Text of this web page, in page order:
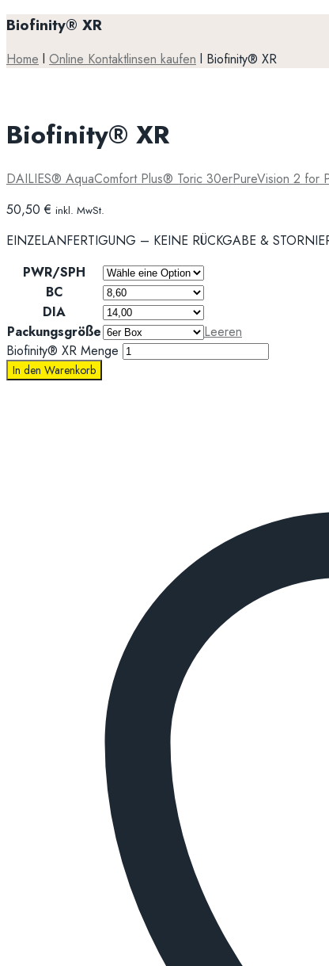
Biofinity® XR
Home l Online Kontaktlinsen kaufen l Biofinity® XR
Biofinity® XR
DAILIES® AquaComfort Plus® Toric 30erPureVision 2 for
50,50€ inkl. MwSt.
EINZELANFERTIGUNG – KEINE RÜCKGABE &
PWR/SPH
BC
DIA
Packungsgröße
Leeren
Biofinity® XR Menge
In den Warenkorb